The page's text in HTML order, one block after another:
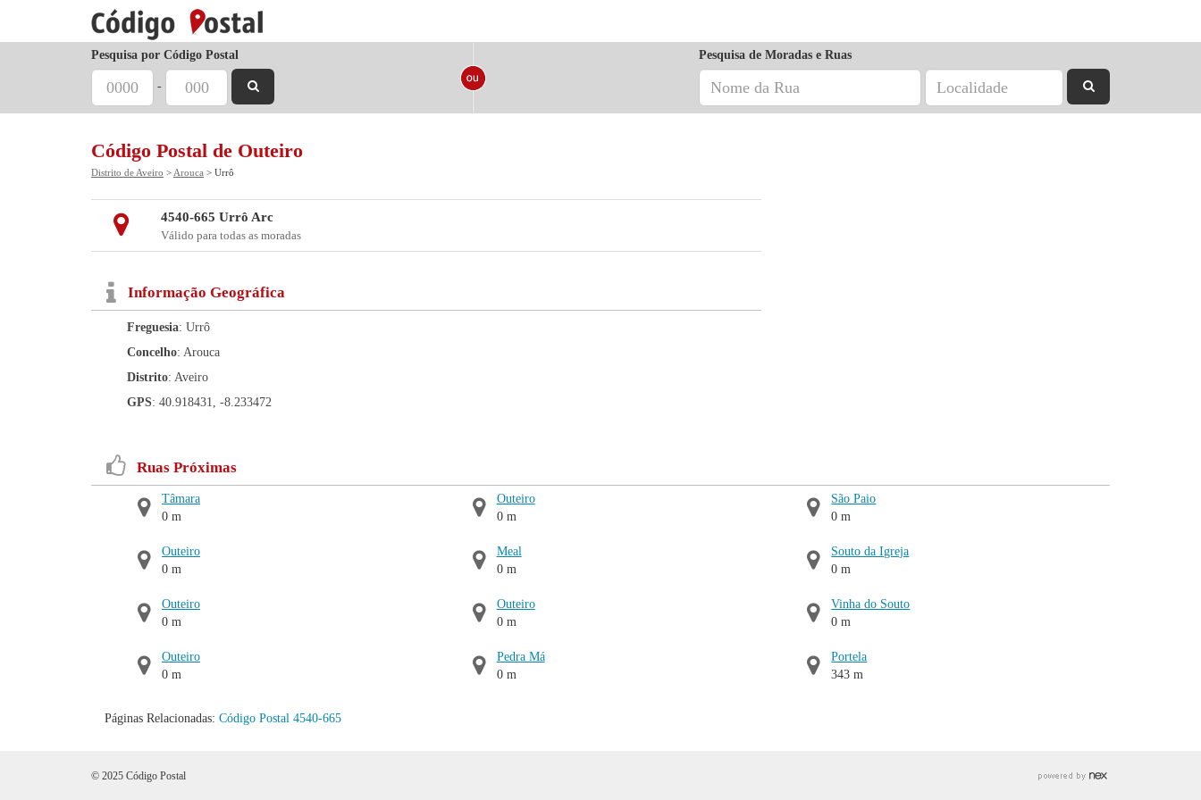
Pesquisa por Código Postal
-
Pesquisa de Moradas e Ruas
Código Postal de Outeiro
Distrito de Aveiro > Arouca > Urrô
4540-665 Urrô Arc
Válido para todas as moradas
Informação Geográfica
Freguesia: Urrô
Concelho: Arouca
Distrito: Aveiro
GPS: 40.918431, -8.233472
Ruas Próximas
Tâmara
0 m
Outeiro
0 m
Outeiro
0 m
Outeiro
0 m
Outeiro
0 m
Meal
0 m
Outeiro
0 m
Pedra Má
0 m
São Paio
0 m
Souto da Igreja
0 m
Vinha do Souto
0 m
Portela
343 m
Páginas Relacionadas: Código Postal 4540-665
© 2025 Código Postal